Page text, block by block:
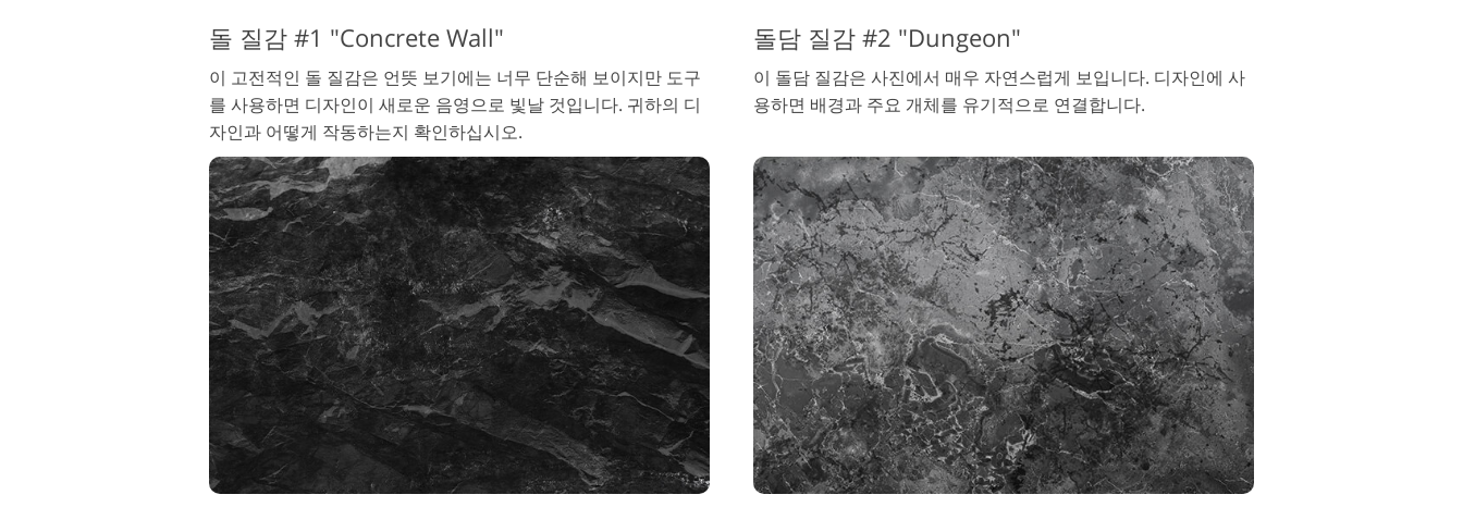
돌 질감 #1 "Concrete Wall"
이 고전적인 돌 질감은 언뜻 보기에는 너무 단순해 보이지만 도구
를 사용하면 디자인이 새로운 음영으로 빛날 것입니다. 귀하의 디
자인과 어떻게 작동하는지 확인하십시오.
돌담 질감 #2 "Dungeon"
이 돌담 질감은 사진에서 매우 자연스럽게 보입니다. 디자인에 사
용하면 배경과 주요 개체를 유기적으로 연결합니다.